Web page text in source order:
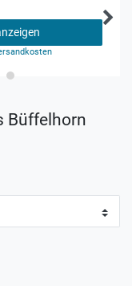
Büffelhorn